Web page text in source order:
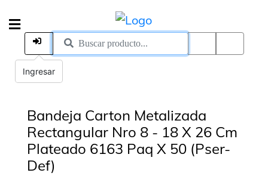
Bandeja Carton Metalizada
Rectangular Nro 8 - 18 X 26 Cm
Plateado 6163 Paq X 50 (Pser-
Def)
Ingresar